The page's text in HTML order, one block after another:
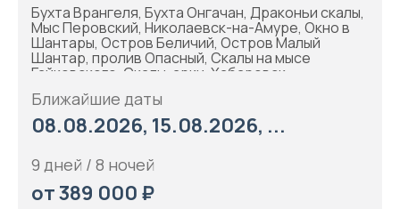
Бухта Врангеля, Бухта Онгачан, Драконьи скалы,
Мыс Перовский, Николаевск-на-Амуре, Окно в
Шантары, Остров Беличий, Остров Малый
Шантар, пролив Опасный, Скалы на мысе
Гайковского, Скалы-арки, Хабаровск
Ближайшие даты
08.08.2026, 15.08.2026, ...
9 дней / 8 ночей
от 389 000 ₽